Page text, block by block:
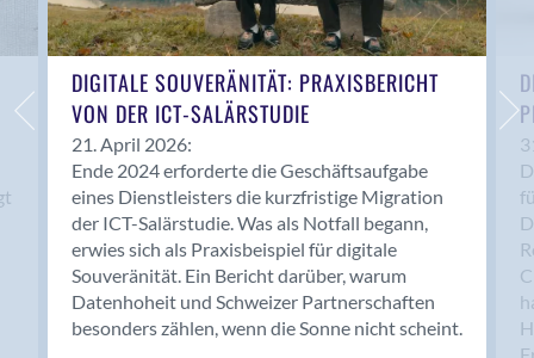
Balsthal
Balzers
Basel
Bassersdorf
Belp
Bendern
Benken (SG)
Bergdietikon
Berlin
Bern
Bern - Liebefeld
DIGITALE SOUVERÄNITÄT: PRAXISBERICHT
VON DER ICT-SALÄRSTUDIE
21. April 2026:
Ende 2024 erforderte die Geschäftsaufgabe
eines Dienstleisters die kurzfristige Migration
der ICT-Salärstudie. Was als Notfall begann,
erwies sich als Praxisbeispiel für digitale
Souveränität. Ein Bericht darüber, warum
Datenhoheit und Schweizer Partnerschaften
besonders zählen, wenn die Sonne nicht scheint.